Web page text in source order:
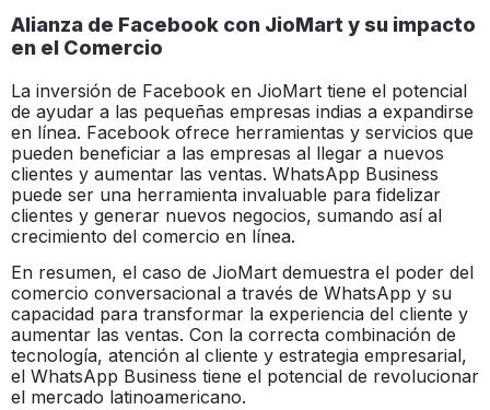
Alianza de Facebook con JioMart y su impacto
en el Comercio
La inversión de Facebook en JioMart tiene el potencial
de ayudar a las pequeñas empresas indias a expandirse
en línea. Facebook ofrece herramientas y servicios que
pueden beneficiar a las empresas al llegar a nuevos
clientes y aumentar las ventas. WhatsApp Business
puede ser una herramienta invaluable para fidelizar
clientes y generar nuevos negocios, sumando así al
crecimiento del comercio en línea.
En resumen, el caso de JioMart demuestra el poder del
comercio conversacional a través de WhatsApp y su
capacidad para transformar la experiencia del cliente y
aumentar las ventas. Con la correcta combinación de
tecnología, atención al cliente y estrategia empresarial,
el WhatsApp Business tiene el potencial de revolucionar
el mercado latinoamericano.